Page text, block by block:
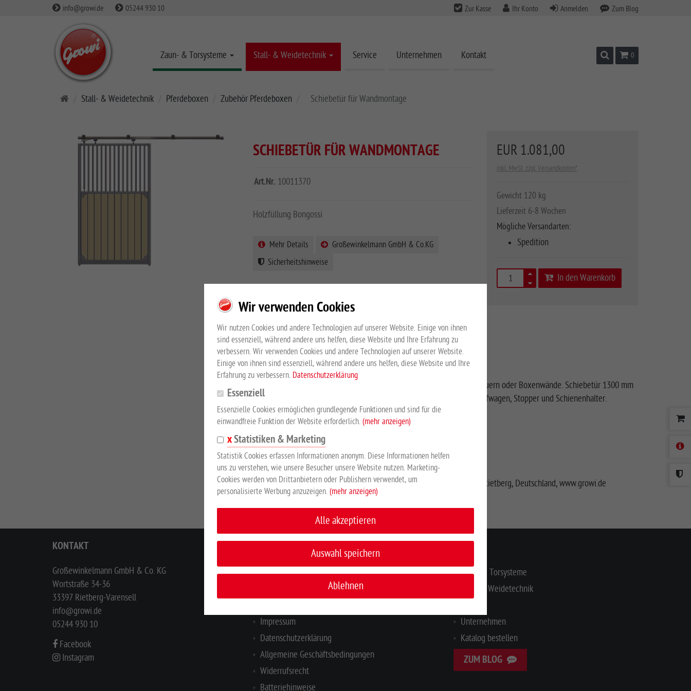
info@growi.de 05244 930 10 Zur Kasse Ihr Konto Anmelden Zum Blog
Zaun- & Torsysteme Stall- & Weidetechnik Service Unternehmen Kontakt SuchenWarenkorb
0
Stall- & Weidetechnik Pferdeboxen Zubehör Pferdeboxen Schiebetür für Wandmontage
EUR 1.081,00
inkl. MwSt. zzgl. Versandkosten*
Gewicht 120 kg
Lieferzeit 6-8 Wochen
Mögliche Versandarten:
Spedition
In den Warenkorb
SCHIEBETÜR FÜR WANDMONTAGE
Art.Nr. 10011370
Holzfüllung Bongossi
Mehr Details
Großewinkelmann GmbH & Co.KG
Sicherheitshinweise
PRODUKTBESCHREIBUNG
Holzfüllung Bongossi
Schiebetür für Pferdebox zum Anschrauben/Dübeln an vorhandene Mauern oder Boxenwände. Schiebetür 1300 mm
breit x Türrahmen 2150 m H inkl. C-Profilschiene (3000 mm lang) 2 Laufwagen, Stopper und Schienenhalter.
Gesamtabmessung 1300 mm Breite x 2300 mm Höhe.
SICHERHEITSHINWEISE
Hersteller:Großewinkelmann GmbH & Co. KG, Wortstr. 34-36, 33397, Rietberg, Deutschland, www.growi.de
KONTAKT
Großewinkelmann GmbH & Co. KG
Wortstraße 34-36
33397 Rietberg-Varensell
info@growi.de
05244 930 10
Facebook
Instagram
INFORMATIONEN
Ihr Kontakt zu uns
Impressum
Datenschutzerklärung
Allgemeine Geschäftsbedingungen
Widerrufsrecht
Batteriehinweise
Zaun- & Torsysteme
Stall- & Weidetechnik
Unternehmen
Katalog bestellen
ZUM BLOG
Wir verwenden Cookies
Wir nutzen Cookies und andere Technologien auf unserer Website. Einige von ihnen
sind essenziell, während andere uns helfen, diese Website und Ihre Erfahrung zu
verbessern. Wir verwenden Cookies und andere Technologien auf unserer Website.
Einige von ihnen sind essenziell, während andere uns helfen, diese Website und Ihre
Erfahrung zu verbessern. Datenschutzerklärung
Essenziell
Essenzielle Cookies ermöglichen grundlegende Funktionen und sind für die
einwandfreie Funktion der Website erforderlich. (mehr anzeigen)
Statistiken & Marketing
Statistik Cookies erfassen Informationen anonym. Diese Informationen helfen
uns zu verstehen, wie unsere Besucher unsere Website nutzen. Marketing-
Cookies werden von Drittanbietern oder Publishern verwendet, um
personalisierte Werbung anzuzeigen. (mehr anzeigen)
Alle akzeptieren
Auswahl speichern
Ablehnen